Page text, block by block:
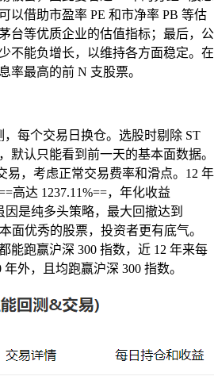
以借助市盈率 PE 和市净率 PB 等估
台等优质企业的估值指标；最后，公
不能负增长，以维持各方面稳定。在
率最高的前 N 支股票。
，每个交易日换仓。选股时剔除 ST
默认只能看到前一天的基本面数据。
易，考虑正常交易费率和滑点。12 年
高达 1237.11%==，年化收益
因是纯多头策略，最大回撤达到
面优秀的股票，投资者更有底气。
能跑赢沪深 300 指数，近 12 年来每
外，且均跑赢沪深 300 指数。